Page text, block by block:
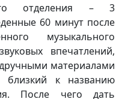
отделения – 3
60 минут после
музыкального
впечатлений,
материалами
к названию
После чего дать